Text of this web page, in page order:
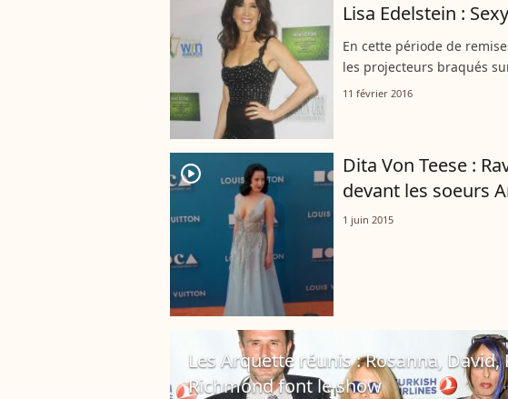
Lisa Edelstein :
En cette période de
les projecteurs braqués
11 février 2016
player2
Dita Von Teese :
devant les soeurs
1 juin 2015
Les Arquette réunis : Rosanna,
Richmond font le show